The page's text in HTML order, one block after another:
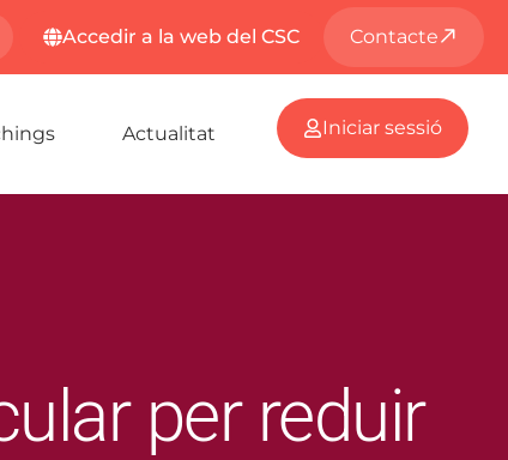
Accedir a la web del CSC Contacte
Actualitat Iniciar sessió
per reduir